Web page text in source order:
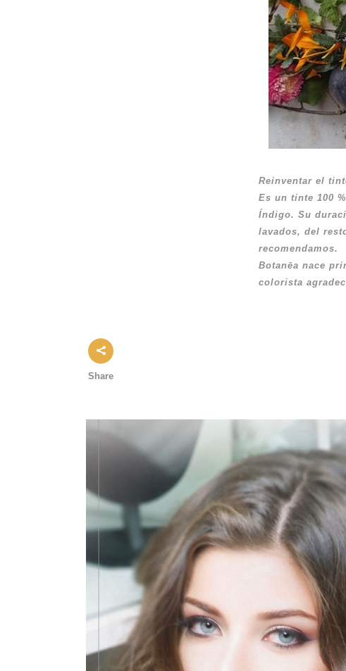
Reinventar el
Es un tinte 100
Índigo. Su
lavados, del
recomendamos.
Botanēa nace
colorista
Share